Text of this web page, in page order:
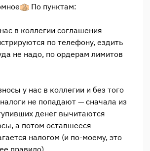
По пунктам:
в коллегии соглашения
по телефону, ездить
не надо, по ордерам лимитов
у нас в коллегии и без того
не попадают — сначала из
денег вычитаются
а потом оставшееся
налогом (и по-моему, это
правило).